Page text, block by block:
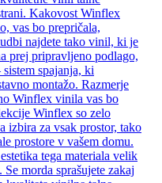
Kakovost Winflex
vas bo prepričala,
najdete tako vinil, ki je
prej pripravljeno podlago,
spajanja, ki
montažo. Razmerje
Winflex vinila vas bo
Winflex so zelo
izbira za vsak prostor, tako
prostore v vašem domu.
tega materiala velik
morda sprašujete zakaj